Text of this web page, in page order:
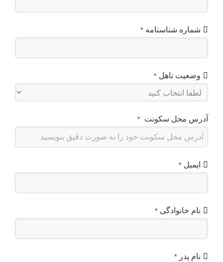
شماره شناسنامه *
وضعیت تاهل *
آدرس محل سکونت *
ایمیل *
نام خانوادگی *
نام پدر *